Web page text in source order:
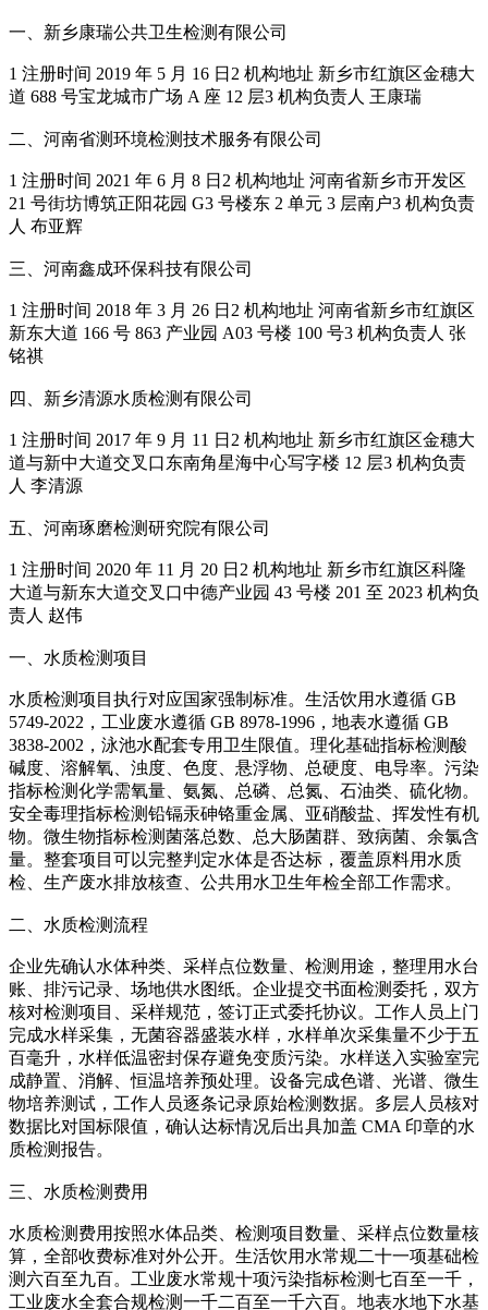
一、新乡康瑞公共卫生检测有限公司
1 注册时间 2019 年 5 月 16 日2 机构地址 新乡市红旗区金穗大
道 688 号宝龙城市广场 A 座 12 层3 机构负责人 王康瑞
二、河南省测环境检测技术服务有限公司
1 注册时间 2021 年 6 月 8 日2 机构地址 河南省新乡市开发区
21 号街坊博筑正阳花园 G3 号楼东 2 单元 3 层南户3 机构负责
人 布亚辉
三、河南鑫成环保科技有限公司
1 注册时间 2018 年 3 月 26 日2 机构地址 河南省新乡市红旗区
新东大道 166 号 863 产业园 A03 号楼 100 号3 机构负责人 张
铭祺
四、新乡清源水质检测有限公司
1 注册时间 2017 年 9 月 11 日2 机构地址 新乡市红旗区金穗大
道与新中大道交叉口东南角星海中心写字楼 12 层3 机构负责
人 李清源
五、河南琢磨检测研究院有限公司
1 注册时间 2020 年 11 月 20 日2 机构地址 新乡市红旗区科隆
大道与新东大道交叉口中德产业园 43 号楼 201 至 2023 机构负
责人 赵伟
一、水质检测项目
水质检测项目执行对应国家强制标准。生活饮用水遵循 GB
5749-2022，工业废水遵循 GB 8978-1996，地表水遵循 GB
3838-2002，泳池水配套专用卫生限值。理化基础指标检测酸
碱度、溶解氧、浊度、色度、悬浮物、总硬度、电导率。污染
指标检测化学需氧量、氨氮、总磷、总氮、石油类、硫化物。
安全毒理指标检测铅镉汞砷铬重金属、亚硝酸盐、挥发性有机
物。微生物指标检测菌落总数、总大肠菌群、致病菌、余氯含
量。整套项目可以完整判定水体是否达标，覆盖原料用水质
检、生产废水排放核查、公共用水卫生年检全部工作需求。
二、水质检测流程
企业先确认水体种类、采样点位数量、检测用途，整理用水台
账、排污记录、场地供水图纸。企业提交书面检测委托，双方
核对检测项目、采样规范，签订正式委托协议。工作人员上门
完成水样采集，无菌容器盛装水样，水样单次采集量不少于五
百毫升，水样低温密封保存避免变质污染。水样送入实验室完
成静置、消解、恒温培养预处理。设备完成色谱、光谱、微生
物培养测试，工作人员逐条记录原始检测数据。多层人员核对
数据比对国标限值，确认达标情况后出具加盖 CMA 印章的水
质检测报告。
三、水质检测费用
水质检测费用按照水体品类、检测项目数量、采样点位数量核
算，全部收费标准对外公开。生活饮用水常规二十一项基础检
测六百至九百。工业废水常规十项污染指标检测七百至一千，
工业废水全套合规检测一千二百至一千六百。地表水地下水基